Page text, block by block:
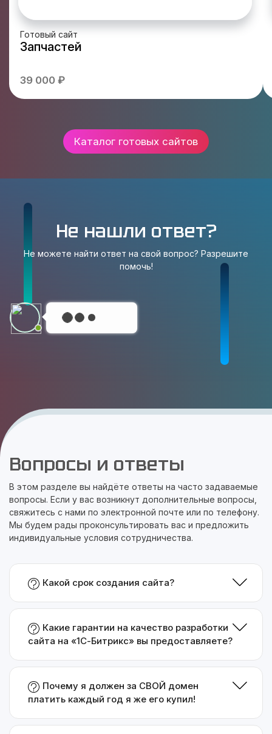
Готовый сайт
Запчастей
39 000 ₽
Каталог готовых сайтов
Не нашли ответ?
Не можете найти ответ на свой вопрос? Разрешите
помочь!
Вопросы и ответы
В этом разделе вы найдёте ответы на часто задаваемые
вопросы. Если у вас возникнут дополнительные вопросы,
свяжитесь с нами по электронной почте или по телефону.
Мы будем рады проконсультировать вас и предложить
индивидуальные условия сотрудничества.
Какой срок создания сайта?
Какие гарантии на качество разработки
сайта на «1С-Битрикс» вы предоставляете?
Почему я должен за СВОЙ домен
платить каждый год я же его купил!